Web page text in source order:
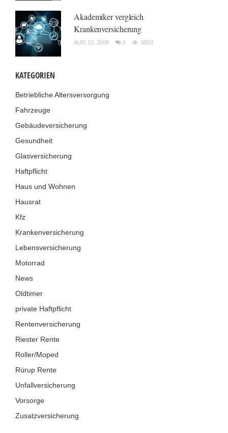
Akademiker vergleich
Krankenversicherung
AUG 12, 2008 0 6533
KATEGORIEN
Betriebliche Altersversorgung
Fahrzeuge
Gebäudeversicherung
Gesundheit
Glasversicherung
Haftpflicht
Haus und Wohnen
Hausrat
Kfz
Krankenversicherung
Lebensversicherung
Motorrad
News
Oldtimer
private Haftpflicht
Rentenversicherung
Riester Rente
Roller/Moped
Rürup Rente
Unfallversicherung
Vorsorge
Zusatzversicherung